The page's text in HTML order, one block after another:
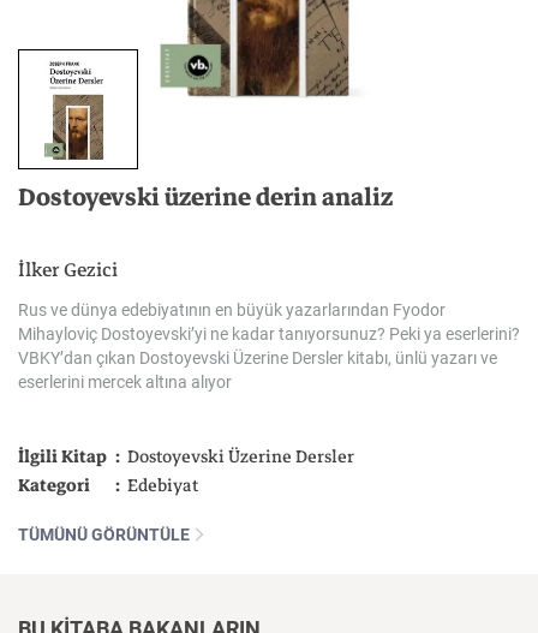
Dostoyevskiüzerinederinanaliz
İlker Gezici
Rusvedünya edebiyatının en büyükyazarlarından Fyodor
Mihayloviç Dostoyevski’yi ne kadartanıyorsunuz? Pekiya eserlerini?
VBKY’dan çıkan Dostoyevski Üzerine Dersler kitabı, ünlü yazarıve
eserlerini mercek altına alıyor
İlgili Kitap
Dostoyevski Üzerine Dersler
Kategori
Edebiyat
TÜMÜNÜ GÖRÜNTÜLE